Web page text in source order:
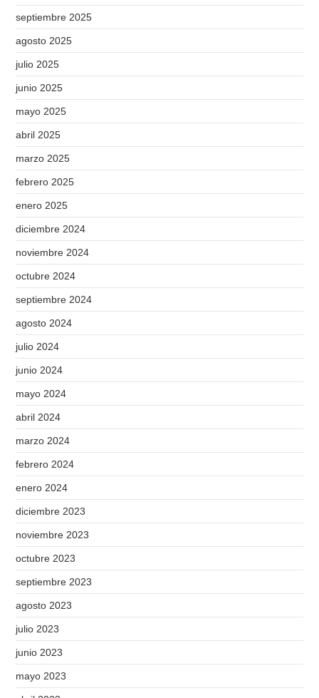
septiembre 2025
agosto 2025
julio 2025
junio 2025
mayo 2025
abril 2025
marzo 2025
febrero 2025
enero 2025
diciembre 2024
noviembre 2024
octubre 2024
septiembre 2024
agosto 2024
julio 2024
junio 2024
mayo 2024
abril 2024
marzo 2024
febrero 2024
enero 2024
diciembre 2023
noviembre 2023
octubre 2023
septiembre 2023
agosto 2023
julio 2023
junio 2023
mayo 2023